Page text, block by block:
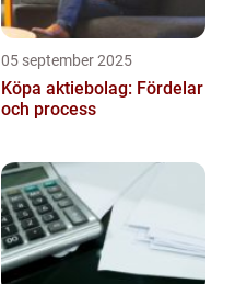
05 september 2025
Köpa aktiebolag: Fördelar
och process